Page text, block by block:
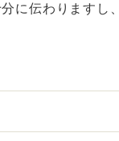
に伝わりますし